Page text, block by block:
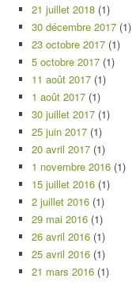
21 juillet 2018 (1)
30 décembre 2017 (1)
23 octobre 2017 (1)
5 octobre 2017 (1)
11 août 2017 (1)
1 août 2017 (1)
30 juillet 2017 (1)
25 juin 2017 (1)
20 avril 2017 (1)
1 novembre 2016 (1)
15 juillet 2016 (1)
2 juillet 2016 (1)
29 mai 2016 (1)
26 avril 2016 (1)
25 avril 2016 (1)
21 mars 2016 (1)